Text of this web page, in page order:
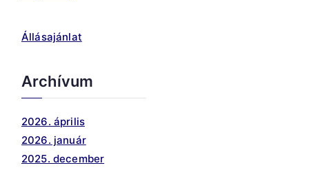
Állásajánlat
Archívum
2026. április
2026. január
2025. december